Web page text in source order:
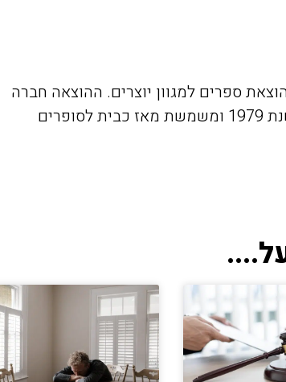
ספרים למגוון יוצרים. ההוצאה חברה
בהתאחדות המו"לים, הוקמה על ידי חנוך סער בשנת 1979 ומשמשת מאז כבית לסופרים